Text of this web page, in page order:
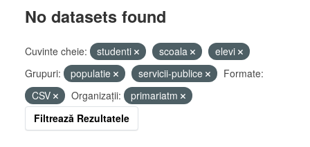
No datasets found
Cuvinte cheie: studenti scoala
elevi
Grupuri:
populatie servicii-publice
Formate:
CSV
Organizații:
primariatm
Filtrează Rezultatele